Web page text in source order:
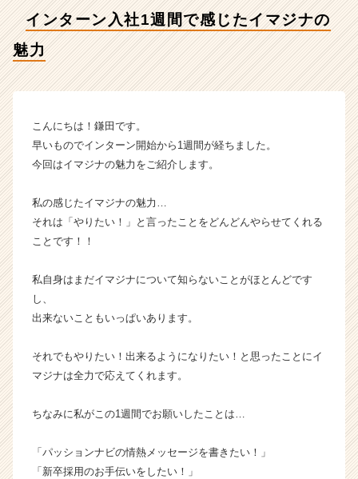
の
タ
|
ベ
ン
ャ
ー・
業
ら
カ
ウ
届
就
活
インターン入社1週間で感じたイマジナの
魅力
こんにちは！鎌田です。
早いものでインターン開始から1週間が経ちました。
今回はイマジナの魅力をご紹介します。
私の感じたイマジナの魅力…
それは「やりたい！」と言ったことをどんどんやらせてくれる
ことです！！
私自身はまだイマジナについて知らないことがほとんどです
し、
出来ないこともいっぱいあります。
それでもやりたい！出来るようになりたい！と思ったことにイ
マジナは全力で応えてくれます。
ちなみに私がこの1週間でお願いしたことは…
「パッションナビの情熱メッセージを書きたい！」
「新卒採用のお手伝いをしたい！」